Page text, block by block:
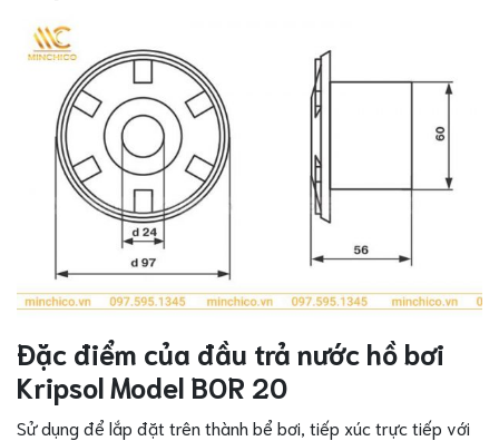
Đặc điểm của đầu trả nước hồ bơi
Kripsol Model BOR 20
Sử dụng để lắp đặt trên thành bể bơi, tiếp xúc trực tiếp với